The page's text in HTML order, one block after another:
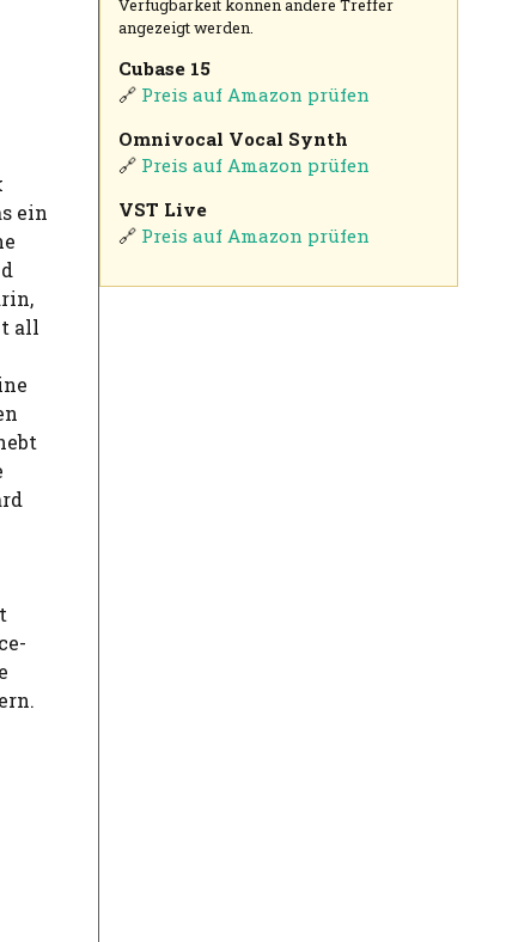
ein
all
Verfügbarkeit können andere Treffer
angezeigt werden.
Cubase 15
🔗 Preis auf Amazon prüfen
Omnivocal Vocal Synth
🔗 Preis auf Amazon prüfen
VST Live
🔗 Preis auf Amazon prüfen